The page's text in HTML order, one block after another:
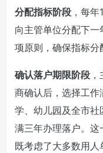
分配指标阶段，每年
向主管单位分配下
项原则，确保指标分
确认落户期限阶段，
商确认后，选择工
学、幼儿园及全市
满三年办理落户。这
既考虑了大多数用